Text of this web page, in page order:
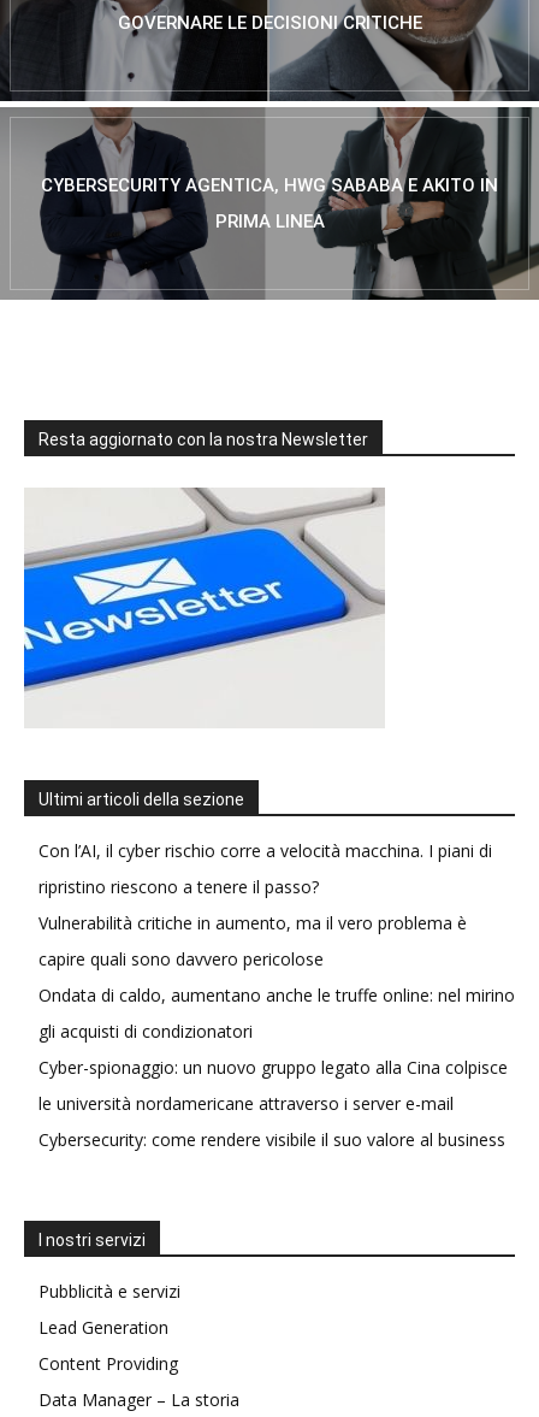
GOVERNARE LE DECISIONI CRITICHE
CYBERSECURITY AGENTICA, HWG SABABA E AKITO IN
PRIMA LINEA
Resta aggiornato con la nostra Newsletter
Ultimi articoli della sezione
Con l’AI, il cyber rischio corre a velocità macchina. I piani di
ripristino riescono a tenere il passo?
Vulnerabilità critiche in aumento, ma il vero problema è
capire quali sono davvero pericolose
Ondata di caldo, aumentano anche le truffe online: nel mirino
gli acquisti di condizionatori
Cyber-spionaggio: un nuovo gruppo legato alla Cina colpisce
le università nordamericane attraverso i server e-mail
Cybersecurity: come rendere visibile il suo valore al business
I nostri servizi
Pubblicità e servizi
Lead Generation
Content Providing
Data Manager – La storia